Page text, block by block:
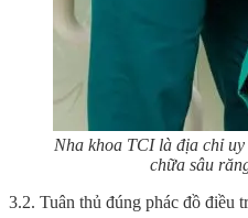
Nha khoa TCI là địa chỉ
chữa sâu
3.2. Tuân thủ đúng phác đồ điều